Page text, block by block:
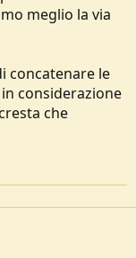
meglio la via
concatenare le
considerazione
che